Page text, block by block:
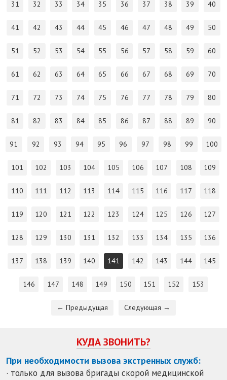
31 32 33 34 35 36 37 38 39 40
41 42 43 44 45 46 47 48 49 50
51 52 53 54 55 56 57 58 59 60
61 62 63 64 65 66 67 68 69 70
71 72 73 74 75 76 77 78 79 80
81 82 83 84 85 86 87 88 89 90
91 92 93 94 95 96 97 98 99 100
101 102 103 104 105 106 107 108 109
110 111 112 113 114 115 116 117 118
119 120 121 122 123 124 125 126 127
128 129 130 131 132 133 134 135 136
137 138 139 140 141 142 143 144 145
146 147 148 149 150 151 152 153
← Предыдущая Следующая →
КУДА ЗВОНИТЬ?
При необходимости вызова экстренных служб:
· только для вызова бригады скорой медицинской